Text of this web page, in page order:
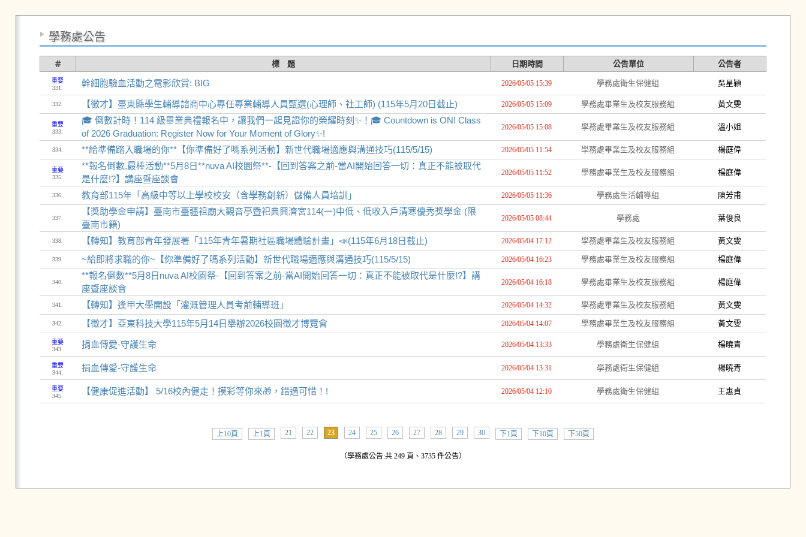
學務處公告
＃ 標 題 日期時間 公告單位 公告者
重要
331.
幹細胞驗血活動之電影欣賞: BIG 2026/05/05 15:39 學務處衛生保健組 吳星穎
332. 【徵才】臺東縣學生輔導諮商中心專任專業輔導人員甄選(心理師、社工師) (115年5月20日截止) 2026/05/05 15:09 學務處畢業生及校友服務組 黃文雯
重要
333.
🎓 倒數計時！114 級畢業典禮報名中，讓我們一起見證你的榮耀時刻✨！🎓 Countdown is ON! Class
of 2026 Graduation: Register Now for Your Moment of Glory✨!
2026/05/05 15:08 學務處畢業生及校友服務組 溫小姐
334. **給準備踏入職場的你**【你準備好了嗎系列活動】新世代職場適應與溝通技巧(115/5/15) 2026/05/05 11:54 學務處畢業生及校友服務組 楊庭偉
重要
335.
**報名倒數,最棒活動**5月8日**nuva AI校園祭**-【回到答案之前-當AI開始回答一切：真正不能被取代
是什麼!?】講座暨座談會
2026/05/05 11:52 學務處畢業生及校友服務組 楊庭偉
336. 教育部115年「高級中等以上學校校安（含學務創新）儲備人員培訓」 2026/05/05 11:36 學務處生活輔導組 陳芳甫
337.
【獎助學金申請】臺南市臺疆祖廟大觀音亭暨祀典興濟宮114(一)中低、低收入戶清寒優秀獎學金 (限
臺南市籍)
2026/05/05 08:44 學務處 葉俊良
338. 【轉知】教育部青年發展署「115年青年暑期社區職場體驗計畫」📣(115年6月18日截止) 2026/05/04 17:12 學務處畢業生及校友服務組 黃文雯
339. ~給即將求職的你~【你準備好了嗎系列活動】新世代職場適應與溝通技巧(115/5/15) 2026/05/04 16:23 學務處畢業生及校友服務組 楊庭偉
340.
**報名倒數**5月8日nuva AI校園祭-【回到答案之前-當AI開始回答一切：真正不能被取代是什麼!?】講
座暨座談會
2026/05/04 16:18 學務處畢業生及校友服務組 楊庭偉
341. 【轉知】逢甲大學開設「灌溉管理人員考前輔導班」 2026/05/04 14:32 學務處畢業生及校友服務組 黃文雯
342. 【徵才】亞東科技大學115年5月14日舉辦2026校園徵才博覽會 2026/05/04 14:07 學務處畢業生及校友服務組 黃文雯
重要
343.
捐血傳愛-守護生命 2026/05/04 13:33 學務處衛生保健組 楊曉青
重要
344.
捐血傳愛-守護生命 2026/05/04 13:31 學務處衛生保健組 楊曉青
重要
345.
【健康促進活動】 5/16校內健走！摸彩等你來🎁，錯過可惜！! 2026/05/04 12:10 學務處衛生保健組 王惠貞
上10頁 上1頁 21 22 23 24 25 26 27 28 29 30 下1頁 下10頁 下50頁
（學務處公告:共 249 頁、3735 件公告）